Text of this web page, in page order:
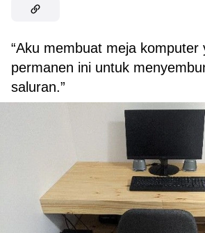
“Aku membuat meja komputer
permanen ini untuk
saluran.”